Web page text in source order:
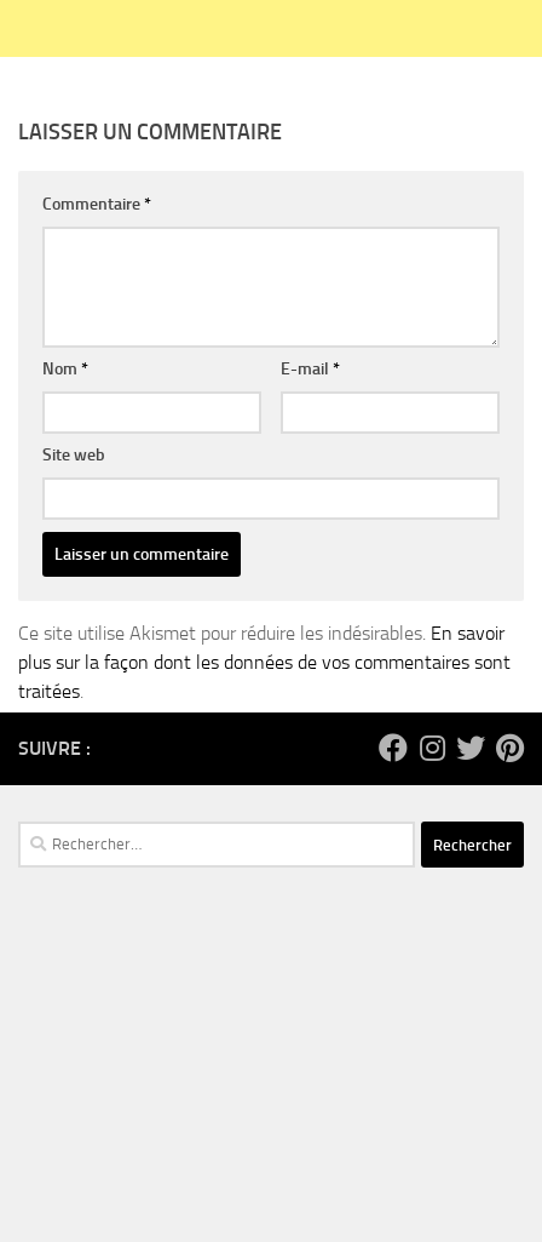
LAISSER UN COMMENTAIRE
Commentaire*
Nom * E-mail *
Site web
Ce site utilise Akismet pour réduire les indésirables. En savoir
plus sur la façon dont les données de vos commentaires sont
traitées.
SUIVRE :
Rechercher :